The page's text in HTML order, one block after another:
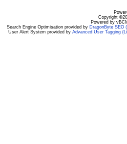
Copyright
Powered by
Search Engine Optimisation provided by DragonByte SEO
User Alert System provided by Advanced User Tagging